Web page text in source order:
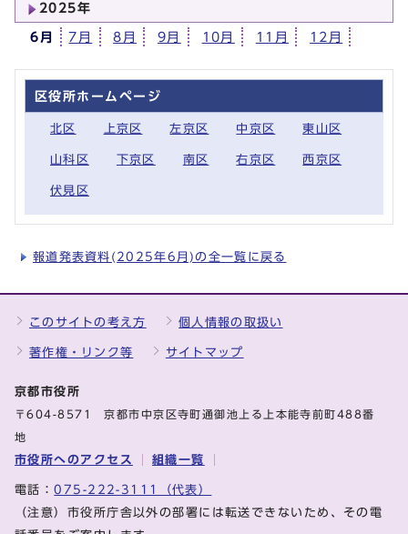
2025年
6月 7月 8月 9月 10月 11月 12月
区役所ホームページ
北区 上京区 左京区 中京区 東山区
山科区 下京区 南区 右京区 西京区
伏見区
報道発表資料(2025年6月)の全一覧に戻る
このサイトの考え方 個人情報の取扱い
著作権・リンク等 サイトマップ
京都市役所
〒604-8571 京都市中京区寺町通御池上る上本能寺前町488番
地
市役所へのアクセス 組織一覧
電話：075-222-3111（代表）
（注意）市役所庁舎以外の部署には転送できないため、その電